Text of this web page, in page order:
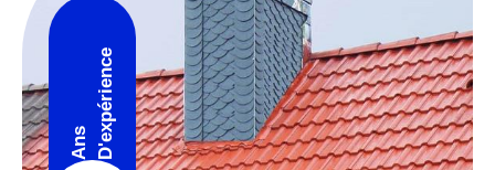
Ans D'expérience